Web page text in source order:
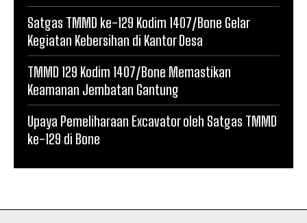
Satgas TMMD ke-129 Kodim 1407/Bone Gelar
Kegiatan Kebersihan di Kantor Desa
TMMD 129 Kodim 1407/Bone Memastikan
Keamanan Jembatan Gantung
Upaya Pemeliharaan Excavator oleh Satgas TMMD
ke-129 di Bone